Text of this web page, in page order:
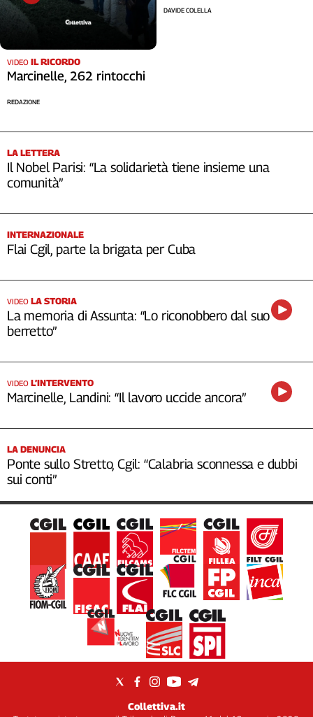
VIDEO IL RICORDO
Marcinelle, 262 rintocchi
REDAZIONE
DAVIDE COLELLA
LA LETTERA
Il Nobel Parisi: “La solidarietà tiene insieme una
comunità”
INTERNAZIONALE
Flai Cgil, parte la brigata per Cuba
VIDEO LA STORIA
La memoria di Assunta: “Lo riconobbero dal suo
berretto”
VIDEO L’INTERVENTO
Marcinelle, Landini: “Il lavoro uccide ancora”
LA DENUNCIA
Ponte sullo Stretto, Cgil: “Calabria sconnessa e dubbi
sui conti”
Collettiva.it